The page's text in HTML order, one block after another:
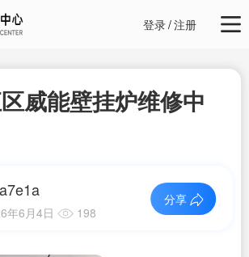
登录/注册
威能壁挂炉维修中
年6月4日 198
分享